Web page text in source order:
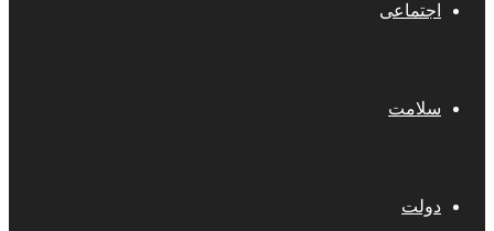
اجتماعی
سلامت
دولت